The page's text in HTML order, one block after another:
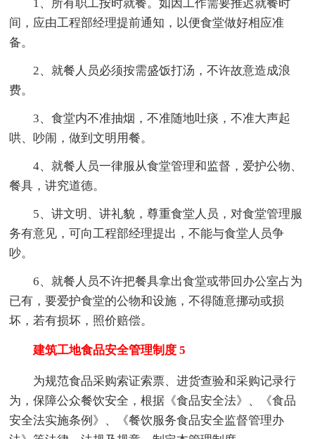
1、所有职工按时就餐。如因工作需要推迟就餐时
间，应由工程部经理提前通知，以便食堂做好相应准
备。
2、就餐人员必须按需盛饭打汤，不许故意造成浪
费。
3、食堂内不准抽烟，不准随地吐痰，不准大声起
哄、吵闹，做到文明用餐。
4、就餐人员一律服从食堂管理和监督，爱护公物、
餐具，讲究道德。
5、讲文明、讲礼貌，尊重食堂人员，对食堂管理服
务有意见，可向工程部经理提出，不能与食堂人员争
吵。
6、就餐人员不许把餐具拿出食堂或带回办公室占为
已有，要爱护食堂的公物和设施，不得随意挪动或损
坏，若有损坏，照价赔偿。
建筑工地食品安全管理制度 5
为规范食品采购索证索票、进货查验和采购记录行
为，保障公众餐饮安全，根据《食品安全法》、《食品
安全法实施条例》、《餐饮服务食品安全监督管理办